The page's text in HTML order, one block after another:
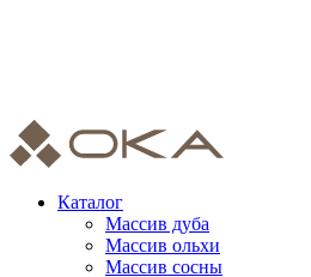
Каталог
Массив дуба
Массив ольхи
Массив сосны